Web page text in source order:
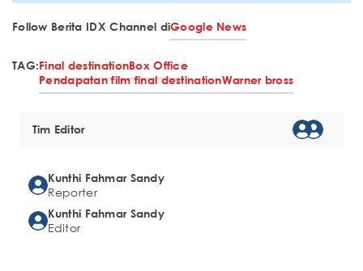
Follow Berita IDX Channel diGoogle News
TAG:Final destinationBox Office
Pendapatan film final destinationWarner bross
Tim Editor
Kunthi Fahmar Sandy
Reporter
Kunthi Fahmar Sandy
Editor